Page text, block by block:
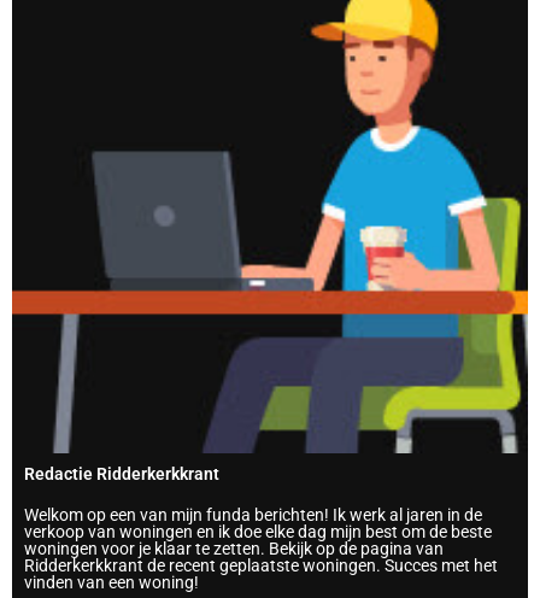
Redactie Ridderkerkkrant
Welkom op een van mijn funda berichten! Ik werk al jaren in de
verkoop van woningen en ik doe elke dag mijn best om de beste
woningen voor je klaar te zetten. Bekijk op de pagina van
Ridderkerkkrant de recent geplaatste woningen. Succes met het
vinden van een woning!